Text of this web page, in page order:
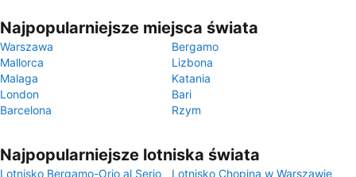
Najpopularniejsze miejsca świata
Warszawa
Bergamo
Mallorca
Lizbona
Malaga
Katania
London
Bari
Barcelona
Rzym
Najpopularniejsze lotniska świata
Lotnisko Bergamo-Orio al Serio Lotnisko Chopina w Warszawie